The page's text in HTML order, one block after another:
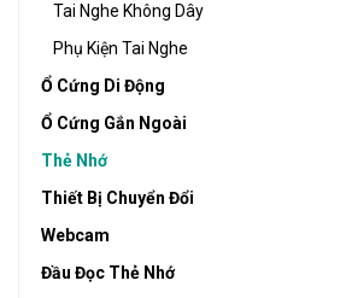
Tai Nghe Không Dây
Phụ Kiện Tai Nghe
Ổ Cứng Di Động
Ổ Cứng Gắn Ngoài
Thẻ Nhớ
Thiết Bị Chuyển Đổi
Webcam
Đầu Đọc Thẻ Nhớ